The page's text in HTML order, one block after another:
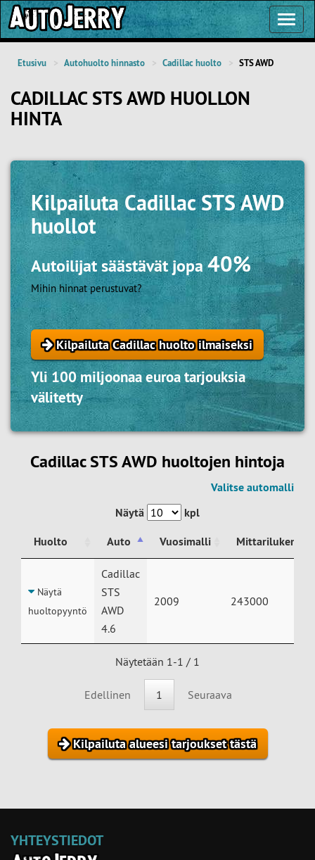
Etusivu Autohuolto hinnasto Cadillac huolto STS AWD
CADILLAC STS AWD HUOLLON
HINTA
KilpailutaCadillac STS AWD
huollot
Autoilijat säästävät jopa40%
Mihin hinnat perustuvat?
Kilpailuta Cadillac huolto ilmaiseksi
Yli 100 miljoonaa euroa tarjouksia
välitetty
Cadillac STS AWD huoltojen hintoja
Valitse automalli
Näytä
kpl
Huolto
Auto Vuosimalli
Mittarilukema
Auto
Näytä
huoltopyyntö
Cadillac
STS
AWD
4.6
2009 243000
Näytetään 1-1 / 1
Edellinen 1 Seuraava
Kilpailuta alueesi tarjoukset tästä
YHTEYSTIEDOT